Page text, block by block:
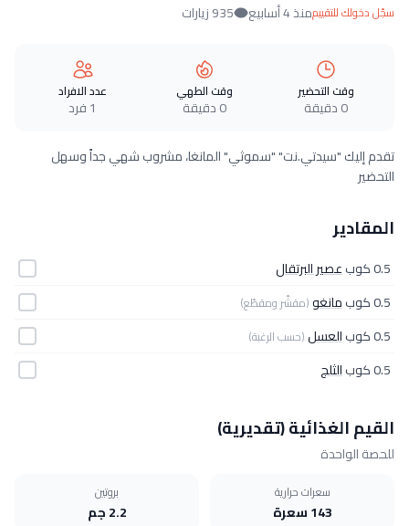
سجّل دخولك للتقييممنذ 4 أسابيع 935 زيارات
وقت التحضير
0 دقيقة
وقت الطهي
0 دقيقة
عدد الافراد
1 فرد
تقدم إليك "سيدتي.نت" "سموثي" المانغا، مشروب شهي جداً وسهل
التحضير
المقادير
0.5 كوب
عصير البرتقال
0.5 كوب
مانغو(مقشّر ومقطّع)
0.5 كوب العسل(حسب الرغبة)
0.5 كوب الثلج
القيم الغذائية (تقديرية)
للحصة الواحدة
سعرات حرارية
143 سعرة
بروتين
2.2 جم